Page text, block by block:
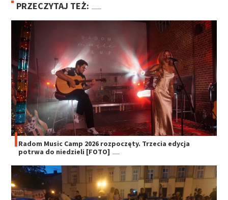
PRZECZYTAJ TEŻ:
Radom Music Camp 2026 rozpoczęty. Trzecia edycja
potrwa do niedzieli [FOTO]